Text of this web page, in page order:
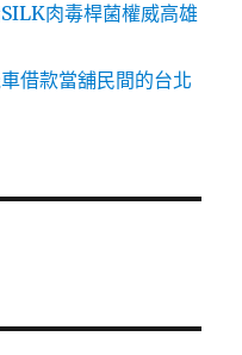
肉毒桿菌權威高雄
借款當舖民間的台北